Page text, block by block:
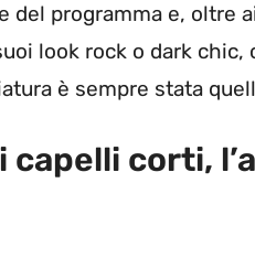
del programma e, oltre
look rock o dark
è sempre stata
capelli corti,